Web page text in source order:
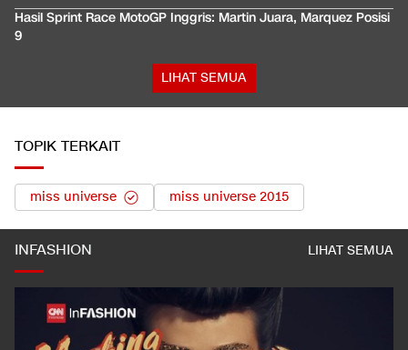
Hasil Sprint Race MotoGP Inggris: Martin Juara, Marquez Posisi
9
LIHAT SEMUA
TOPIK TERKAIT
miss universe miss universe 2015
INFASHION LIHAT SEMUA